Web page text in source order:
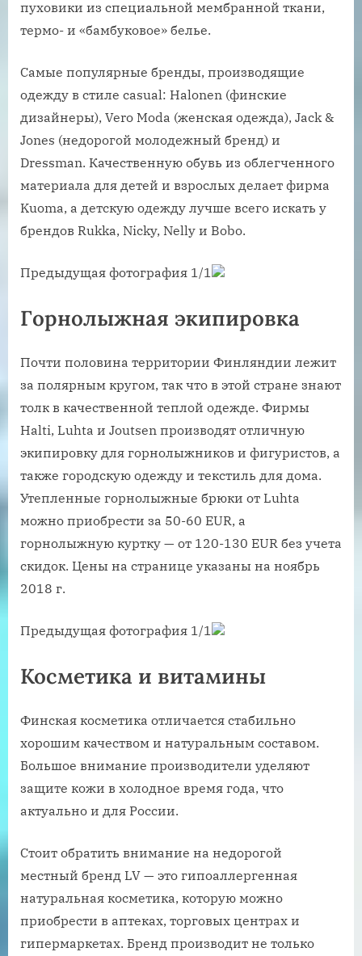
пуховики из специальной мембранной ткани,
термо- и «бамбуковое» белье.
Самые популярные бренды, производящие
одежду в стиле casual: Halonen (финские
дизайнеры), Vero Moda (женская одежда), Jack &
Jones (недорогой молодежный бренд) и
Dressman. Качественную обувь из облегченного
материала для детей и взрослых делает фирма
Kuoma, а детскую одежду лучше всего искать у
брендов Rukka, Nicky, Nelly и Bobo.
Предыдущая фотография 1/1
Горнолыжная экипировка
Почти половина территории Финляндии лежит
за полярным кругом, так что в этой стране знают
толк в качественной теплой одежде. Фирмы
Halti, Luhta и Joutsen производят отличную
экипировку для горнолыжников и фигуристов, а
также городскую одежду и текстиль для дома.
Утепленные горнолыжные брюки от Luhta
можно приобрести за 50-60 EUR, а
горнолыжную куртку — от 120-130 EUR без учета
скидок. Цены на странице указаны на ноябрь
2018 г.
Предыдущая фотография 1/1
Косметика и витамины
Финская косметика отличается стабильно
хорошим качеством и натуральным составом.
Большое внимание производители уделяют
защите кожи в холодное время года, что
актуально и для России.
Стоит обратить внимание на недорогой
местный бренд LV — это гипоаллергенная
натуральная косметика, которую можно
приобрести в аптеках, торговых центрах и
гипермаркетах. Бренд производит не только